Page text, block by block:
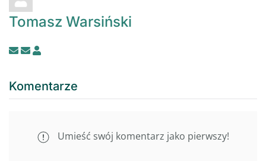
Tomasz Warsiński
Subskrybuj
Zakończ
tego
Komentarze
Umieść swój komentarz jako pierwszy!